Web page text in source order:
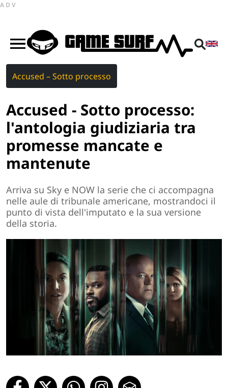
ADV
Accused – Sotto processo
Accused - Sotto processo:
l'antologia giudiziaria tra
promesse mancate e
mantenute
Arriva su Sky e NOW la serie che ci accompagna
nelle aule di tribunale americane, mostrandoci il
punto di vista dell'imputato e la sua versione
della storia.